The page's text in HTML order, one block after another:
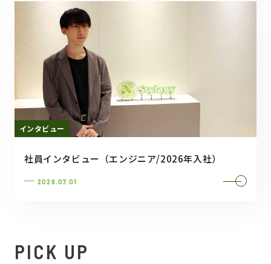
インタビュー
社員インタビュー（エンジニア/2026年入社）
2026.07.01
PICK UP